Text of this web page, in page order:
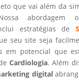
que vai além da
abordagem
estratégias de
seu site seja
em potencial que
Cardiologia. Além
digital